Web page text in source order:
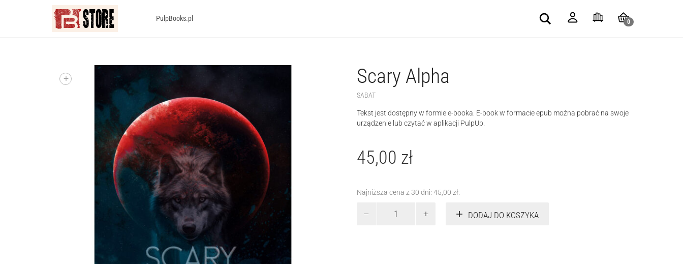
PulpBooks.pl Search
0
+ Scary Alpha
SABAT
Tekst jest dostępny w formie e-booka. E-book w formacie epub można pobrać na swoje
urządzenie lub czytać w aplikacji PulpUp.
45,00 zł
Najniższa cena z 30 dni: 45,00 zł
DODAJ DO KOSZYKA